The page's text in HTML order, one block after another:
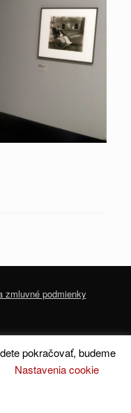
zmluvné podmienky
pokračovať, budeme
Nastavenia cookie